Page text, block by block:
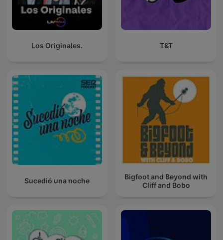
Los Originales. T&T
Sucedió una noche
Bigfoot and Beyond with
Cliff and Bobo